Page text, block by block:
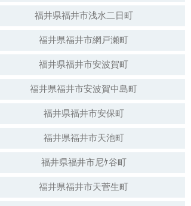
福井県福井市浅水二日町
福井県福井市網戸瀬町
福井県福井市安波賀町
福井県福井市安波賀中島町
福井県福井市安保町
福井県福井市天池町
福井県福井市尼ｹ谷町
福井県福井市天菅生町